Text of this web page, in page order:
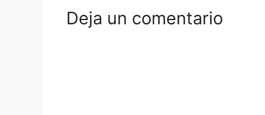
Deja un comentario